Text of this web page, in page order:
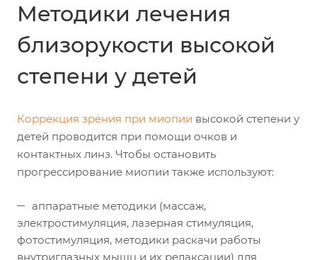
Методики лечения
близорукости высокой
степени у детей
Коррекция зрения при миопии высокой степени у
детей проводится при помощи очков и
контактных линз. Чтобы остановить
прогрессирование миопии также используют:
аппаратные методики (массаж,
электростимуляция, лазерная стимуляция,
фотостимуляция, методики раскачи работы
внутриглазных мышц и их релаксации) для